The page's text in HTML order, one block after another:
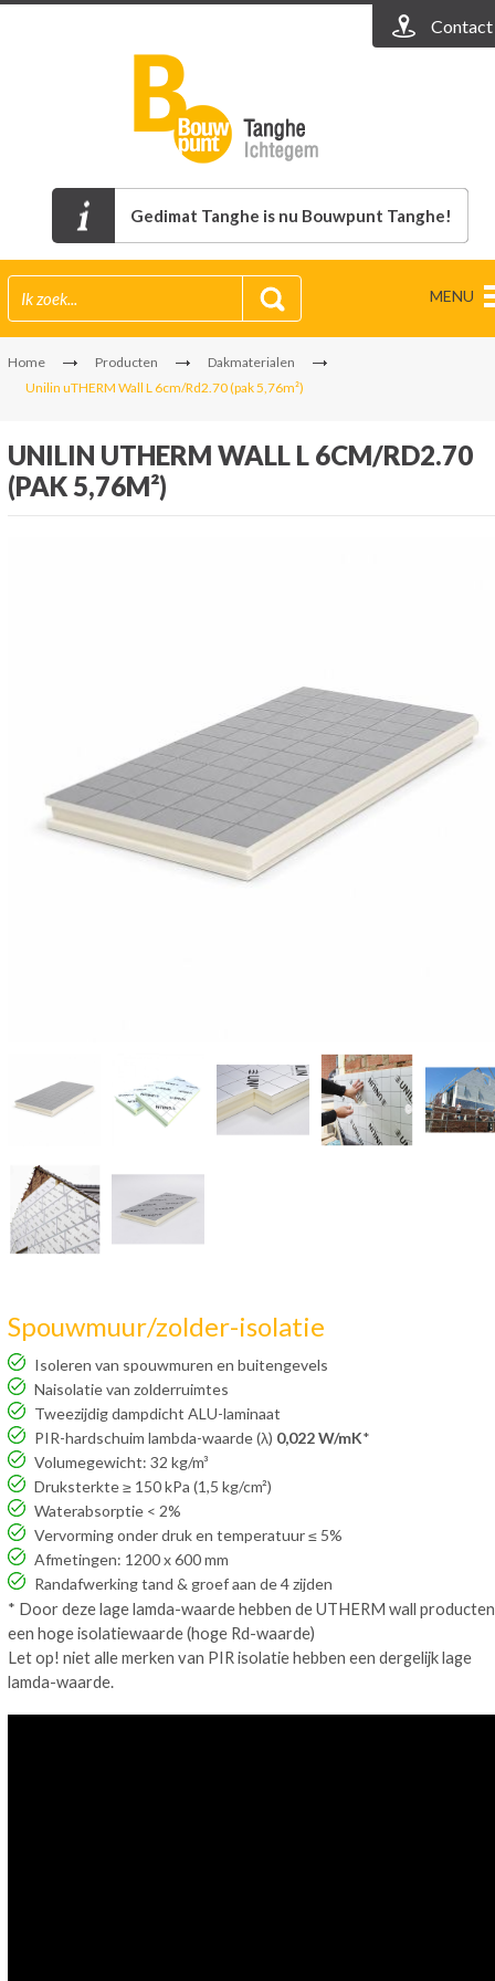
Contact
Gedimat Tanghe is nu Bouwpunt Tanghe!
MENU
Home Producten
Dakmaterialen
Unilin uTHERM Wall L 6cm/Rd2.70 (pak 5,76m²)
UNILIN UTHERM WALL L 6CM/RD2.70
(PAK 5,76M²)
Spouwmuur/zolder-isolatie
Isoleren van spouwmuren en buitengevels
Naisolatie van zolderruimtes
Tweezijdig dampdicht ALU-laminaat
PIR-hardschuim lambda-waarde (λ) 0,022 W/mK*
Volumegewicht: 32 kg/m³
Druksterkte ≥ 150 kPa (1,5 kg/cm²)
Waterabsorptie < 2%
Vervorming onder druk en temperatuur ≤ 5%
Afmetingen: 1200 x 600 mm
Randafwerking tand & groef aan de 4 zijden
* Door deze lage lamda-waarde hebben de UTHERM wall producten
een hoge isolatiewaarde (hoge Rd-waarde)​
Let op! niet alle merken van PIR isolatie hebben een dergelijk lage
lamda-waarde.